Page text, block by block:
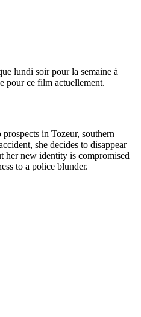
lundi soir pour la semaine à
pour ce film actuellement.
in Tozeur, southern
she decides to disappear
her new identity is compromised
to a police blunder.